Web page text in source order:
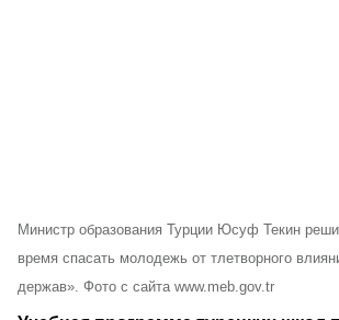
Министр образования Турции Юсуф Текин
время спасать молодежь от тлетворного
держав». Фото с сайта www.meb.gov.tr